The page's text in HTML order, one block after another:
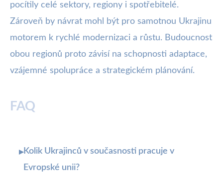
pocítily celé sektory, regiony i spotřebitelé.
Zároveň by návrat mohl být pro samotnou Ukrajinu
motorem k rychlé modernizaci a růstu. Budoucnost
obou regionů proto závisí na schopnosti adaptace,
vzájemné spolupráce a strategickém plánování.
FAQ
▸Kolik Ukrajinců v současnosti pracuje v
Evropské unii?